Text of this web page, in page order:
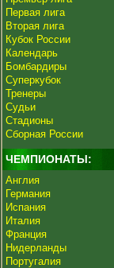
Первая лига
Вторая лига
Кубок России
Календарь
Бомбардиры
Суперкубок
Тренеры
Судьи
Стадионы
Сборная России
ЧЕМПИОНАТЫ:
Англия
Германия
Испания
Италия
Франция
Нидерланды
Португалия